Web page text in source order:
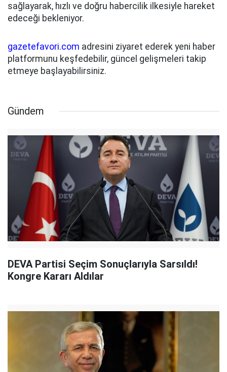
sağlayarak, hızlı ve doğru habercilik ilkesiyle hareket
edeceği bekleniyor.
gazetefavori.com adresini ziyaret ederek yeni haber
platformunu keşfedebilir, güncel gelişmeleri takip
etmeye başlayabilirsiniz.
Gündem
DEVA Partisi Seçim Sonuçlarıyla Sarsıldı!
Kongre Kararı Aldılar